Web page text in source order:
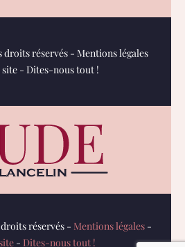
droits réservés - Mentions légales
site- Dites-nous tout !
réservés - Mentions légales-
- Dites-nous tout !